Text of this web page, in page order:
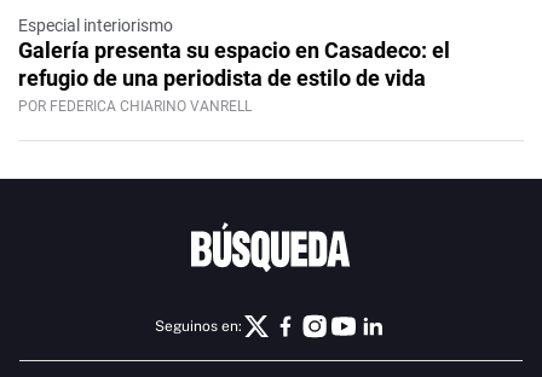
Especial interiorismo
Galería presenta su espacio en Casadeco: el
refugio de una periodista de estilo de vida
POR FEDERICA CHIARINO VANRELL
Seguinos en: